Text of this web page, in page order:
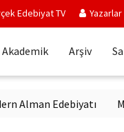
Edebiyat TV Yazarlar
Akademik Arşiv
Edebiyatı Madrid